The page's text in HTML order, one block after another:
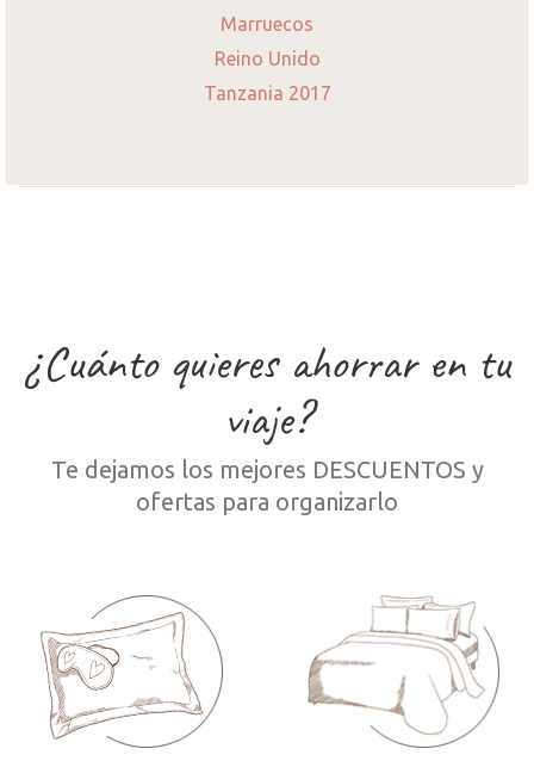
Marruecos
Reino Unido
Tanzania 2017
¿Cuánto quieres ahorrar en tu
viaje?
Te dejamos los mejores DESCUENTOS y
ofertas para organizarlo